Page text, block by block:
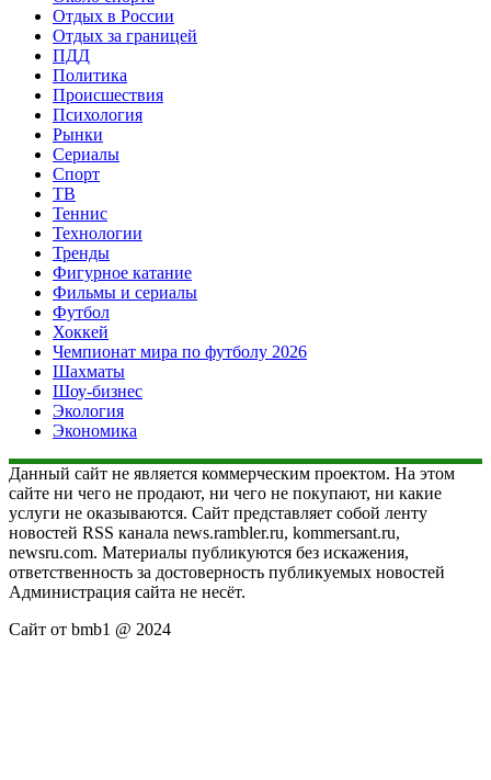
Отдых в России
Отдых за границей
ПДД
Политика
Происшествия
Психология
Рынки
Сериалы
Спорт
ТВ
Теннис
Технологии
Тренды
Фигурное катание
Фильмы и сериалы
Футбол
Хоккей
Чемпионат мира по футболу 2026
Шахматы
Шоу-бизнес
Экология
Экономика
Данный сайт не является коммерческим проектом. На этом
сайте ни чего не продают, ни чего не покупают, ни какие
услуги не оказываются. Сайт представляет собой ленту
новостей RSS канала news.rambler.ru, kommersant.ru,
newsru.com. Материалы публикуются без искажения,
ответственность за достоверность публикуемых новостей
Администрация сайта не несёт.
Сайт от bmb1 @ 2024